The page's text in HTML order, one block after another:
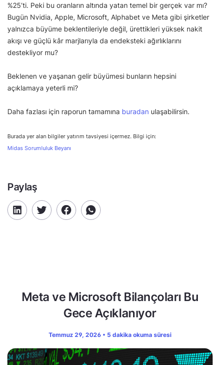
%25’ti. Peki bu oranların altında yatan temel bir gerçek var mı?
Bugün Nvidia, Apple, Microsoft, Alphabet ve Meta gibi şirketler
yalnızca büyüme beklentileriyle değil, ürettikleri yüksek nakit
akışı ve güçlü kâr marjlarıyla da endeksteki ağırlıklarını
destekliyor mu?
Beklenen ve yaşanan gelir büyümesi bunların hepsini
açıklamaya yeterli mi?
Daha fazlası için raporun tamamına buradan ulaşabilirsin.
Burada yer alan bilgiler yatırım tavsiyesi içermez. Bilgi için:
Midas Sorumluluk Beyanı
Paylaş
Meta ve Microsoft Bilançoları Bu
Gece Açıklanıyor
Temmuz 29, 2026 • 5 dakika okuma süresi